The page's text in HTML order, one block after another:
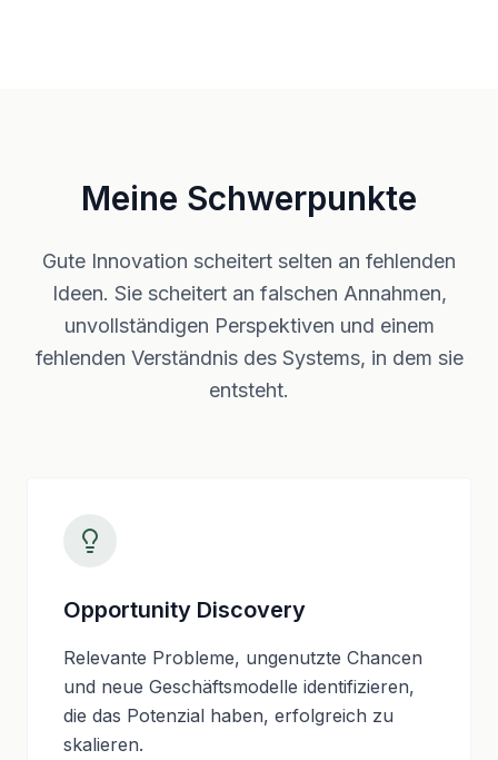
Meine Schwerpunkte
Gute Innovation scheitert selten an fehlenden
Ideen. Sie scheitert an falschen Annahmen,
unvollständigen Perspektiven und einem
fehlenden Verständnis des Systems, in dem sie
entsteht.
Opportunity Discovery
Relevante Probleme, ungenutzte Chancen
und neue Geschäftsmodelle identifizieren,
die das Potenzial haben, erfolgreich zu
skalieren.